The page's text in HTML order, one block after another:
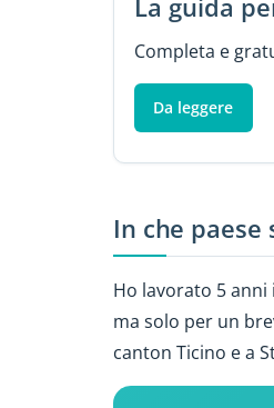
La guida
Completa e
Da leggere
In che
Ho lavorato 5
ma solo per un
canton Ticino e a